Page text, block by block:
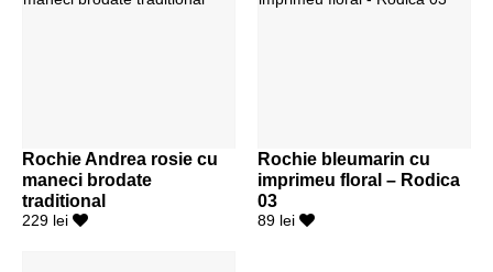
Rochie Andrea rosie cu
maneci brodate
traditional
229 lei
Rochie bleumarin cu
imprimeu floral – Rodica
03
89 lei